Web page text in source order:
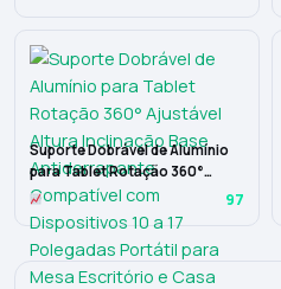
Suporte Dobrável de Alumínio
para Tablet Rotação 360°
Ajustável Altura Inclinação
Base Antiderrapante
Compatível com Dispositivos
10 a 17 Polegadas Portátil para
Mesa Escritório e Casa
97